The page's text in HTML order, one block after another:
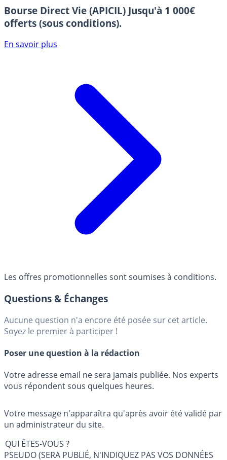
Bourse Direct Vie (APICIL) Jusqu'à 1 000€
offerts (sous conditions).
En savoir plus
Les offres promotionnelles sont soumises à conditions.
Questions & Échanges
Aucune question n'a encore été posée sur cet article.
Soyez le premier à participer !
Poser une question à la rédaction
Votre adresse email ne sera jamais publiée. Nos experts
vous répondent sous quelques heures.
Votre message n'apparaîtra qu'après avoir été validé par
un administrateur du site.
QUI ÊTES-VOUS ?
PSEUDO (SERA PUBLIÉ, N'INDIQUEZ PAS VOS DONNÉES